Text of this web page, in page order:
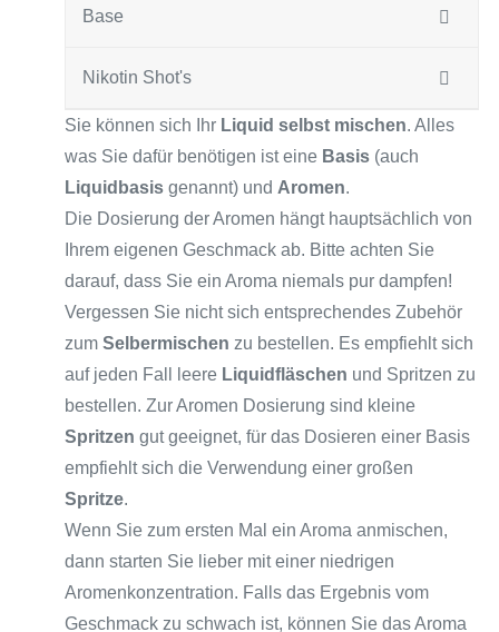
Base
Nikotin Shot's
Sie können sich Ihr Liquid selbst mischen. Alles
was Sie dafür benötigen ist eine Basis (auch
Liquidbasis genannt) und Aromen.
Die Dosierung der Aromen hängt hauptsächlich von
Ihrem eigenen Geschmack ab. Bitte achten Sie
darauf, dass Sie ein Aroma niemals pur dampfen!
Vergessen Sie nicht sich entsprechendes Zubehör
zum Selbermischen zu bestellen. Es empfiehlt sich
auf jeden Fall leere Liquidfläschen und Spritzen zu
bestellen. Zur Aromen Dosierung sind kleine
Spritzen gut geeignet, für das Dosieren einer Basis
empfiehlt sich die Verwendung einer großen
Spritze.
Wenn Sie zum ersten Mal ein Aroma anmischen,
dann starten Sie lieber mit einer niedrigen
Aromenkonzentration. Falls das Ergebnis vom
Geschmack zu schwach ist, können Sie das Aroma